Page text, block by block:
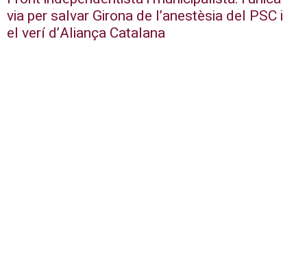
via per salvar Girona de l’anestèsia del PSC i
el verí d’Aliança Catalana